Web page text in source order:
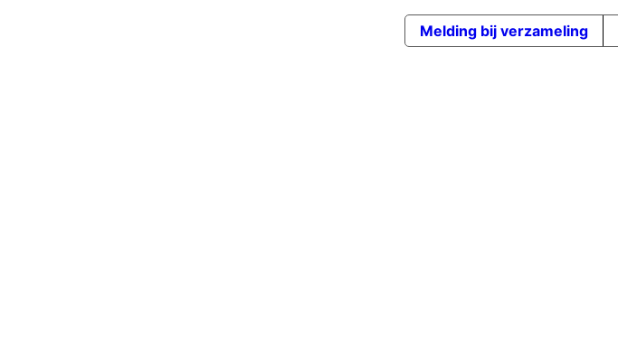
Melding bij verzameling